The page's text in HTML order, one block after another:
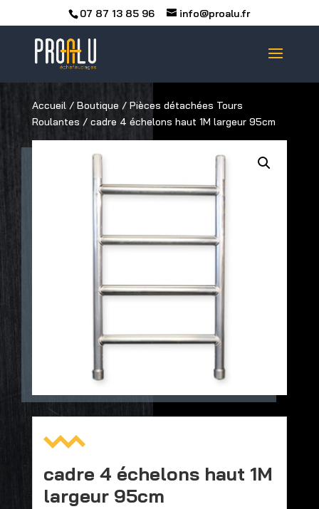
07 87 13 85 96 info@proalu.fr
Accueil/ Boutique / Pièces détachées Tours
Roulantes / cadre 4 échelons haut 1M largeur 95cm
cadre 4 échelons haut 1M
largeur 95cm